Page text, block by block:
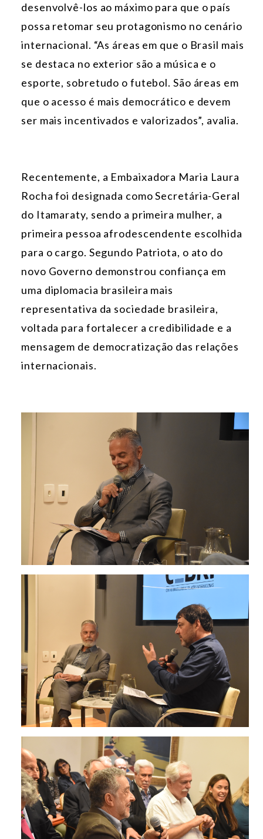
desenvolvê-los ao máximo para que o país
possa retomar seu protagonismo no cenário
internacional. “As áreas em que o Brasil mais
se destaca no exterior são a música e o
esporte, sobretudo o futebol. São áreas em
que o acesso é mais democrático e devem
ser mais incentivados e valorizados”, avalia.
Recentemente, a Embaixadora Maria Laura
Rocha foi designada como Secretária-Geral
do Itamaraty, sendo a primeira mulher, a
primeira pessoa afrodescendente escolhida
para o cargo. Segundo Patriota, o ato do
novo Governo demonstrou confiança em
uma diplomacia brasileira mais
representativa da sociedade brasileira,
voltada para fortalecer a credibilidade e a
mensagem de democratização das relações
internacionais.